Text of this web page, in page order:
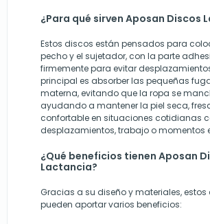
¿Para qué sirven Aposan Discos
Estos discos están pensados para
pecho y el sujetador, con la parte
firmemente para evitar
principal es absorber las pequeñas
materna, evitando que la ropa se
ayudando a mantener la piel seca,
confortable en situaciones cotidianas
desplazamientos, trabajo o momentos
¿Qué beneficios tienen Aposan
Lactancia?
Gracias a su diseño y materiales, estos
pueden aportar varios beneficios: